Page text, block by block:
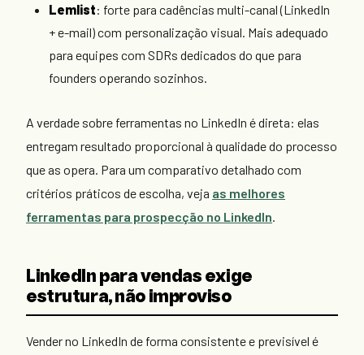
Lemlist: forte para cadências multi-canal (LinkedIn
+ e-mail) com personalização visual. Mais adequado
para equipes com SDRs dedicados do que para
founders operando sozinhos.
A verdade sobre ferramentas no LinkedIn é direta: elas
entregam resultado proporcional à qualidade do processo
que as opera. Para um comparativo detalhado com
critérios práticos de escolha, veja as melhores
ferramentas para prospecção no LinkedIn
LinkedIn para vendas exige
estrutura, não improviso
Vender no LinkedIn de forma consistente e previsível é